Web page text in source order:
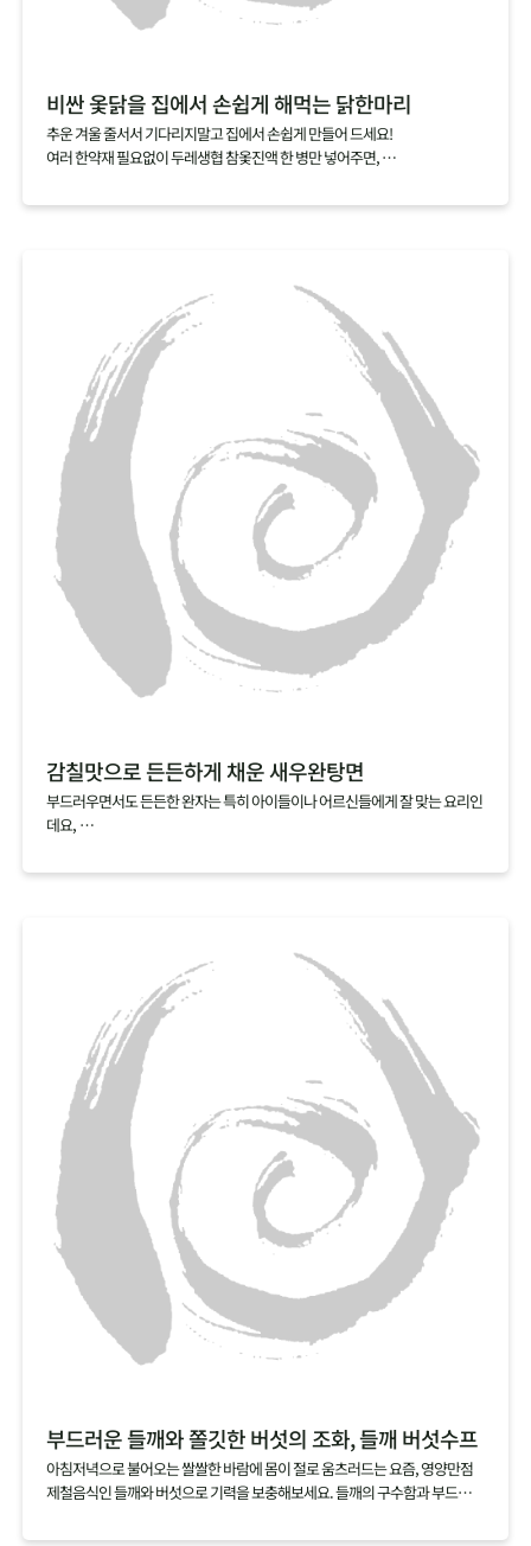
비싼 옻닭을 집에서 손쉽게 해먹는 닭한마리
추운 겨울 줄서서 기다리지말고 집에서 손쉽게 만들어 드세요!
여러 한약재 필요없이 두레생협 참옻진액 한 병만 넣어주면,
있답니다.
감칠맛으로 든든하게 채운 새우완탕면
부드러우면서도 든든한 완자는 특히 아이들이나 어르신들에게 잘 맞는 요리인
데요,
빚지 않고 만드는 새우완탕면을 추천해요.
부드러운 들깨와 쫄깃한 버섯의 조화, 들깨 버섯수프
아침저녁으로 불어오는 쌀쌀한 바람에 몸이 절로 움츠러드는 요즘, 영양만점
제철음식인 들깨와 버섯으로 기력을 보충해보세요. 들깨의 구수함과 부드러움
용식이나 브런치 메뉴로도 잘 어울린답니다.